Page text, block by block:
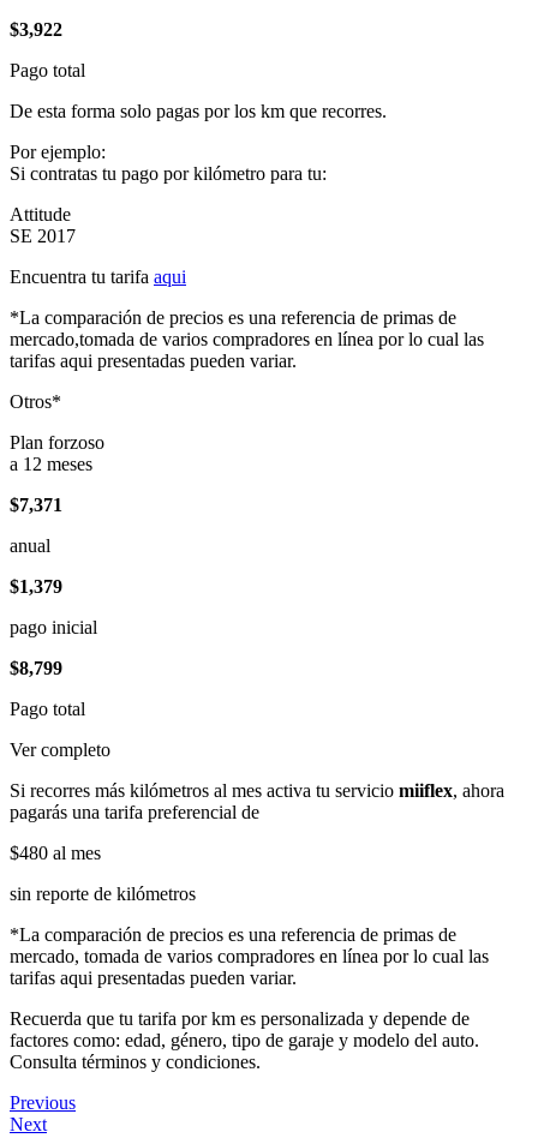
$3,922
Pago total
De esta forma solo pagas por los km que recorres.
Por ejemplo:
Si contratas tu pago por kilómetro para tu:
Attitude
SE 2017
Encuentra tu tarifa aqui
*La comparación de precios es una referencia de primas de
mercado,tomada de varios compradores en línea por lo cual las
tarifas aqui presentadas pueden variar.
Otros*
Plan forzoso
a 12 meses
$7,371
anual
$1,379
pago inicial
$8,799
Pago total
Ver completo
Si recorres más kilómetros al mes activa tu servicio miiflex, ahora
pagarás una tarifa preferencial de
$480 al mes
sin reporte de kilómetros
*La comparación de precios es una referencia de primas de
mercado, tomada de varios compradores en línea por lo cual las
tarifas aqui presentadas pueden variar.
Recuerda que tu tarifa por km es personalizada y depende de
factores como: edad, género, tipo de garaje y modelo del auto.
Consulta términos y condiciones.
Previous
Next